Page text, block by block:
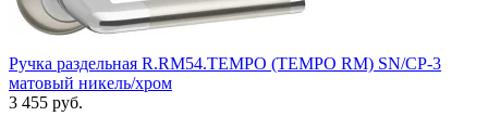
Ручка раздельная R.RM54.TEMPO (TEMPO RM) SN/CP-3
матовый никель/хром
3 455 руб.